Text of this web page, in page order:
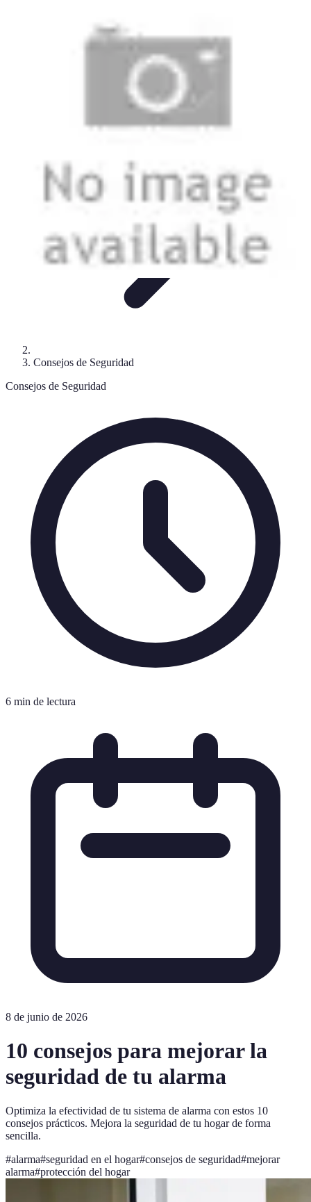
Consejos y Mantenimiento
Guía de CompraGuías de Compra
Consejos de Seguridad
Consejos de Seguridad
6 min de lectura
8 de junio de 2026
10 consejos para mejorar la
seguridad de tu alarma
Optimiza la efectividad de tu sistema de alarma con estos 10
consejos prácticos. Mejora la seguridad de tu hogar de forma
sencilla.
#alarma#seguridad en el hogar#consejos de seguridad#mejorar
alarma#protección del hogar